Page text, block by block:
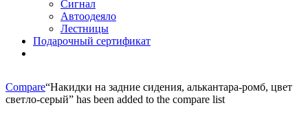
Сигнал
Автоодеяло
Лестницы
Подарочный сертификат
Compare“Накидки на задние сидения, алькантара-ромб, цвет
светло-серый” has been added to the compare list